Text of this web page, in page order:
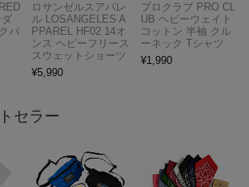
パ
ロサンゼルスアパレ
ル LOSANGELES A
PPAREL HF02 14オ
ンス ヘビーフリース
スウェットショーツ
¥5,990
プロクラブ PRO CL
UB ヘビーウェイト
コットン 半袖 クル
ーネック Tシャツ
¥1,990
セラー